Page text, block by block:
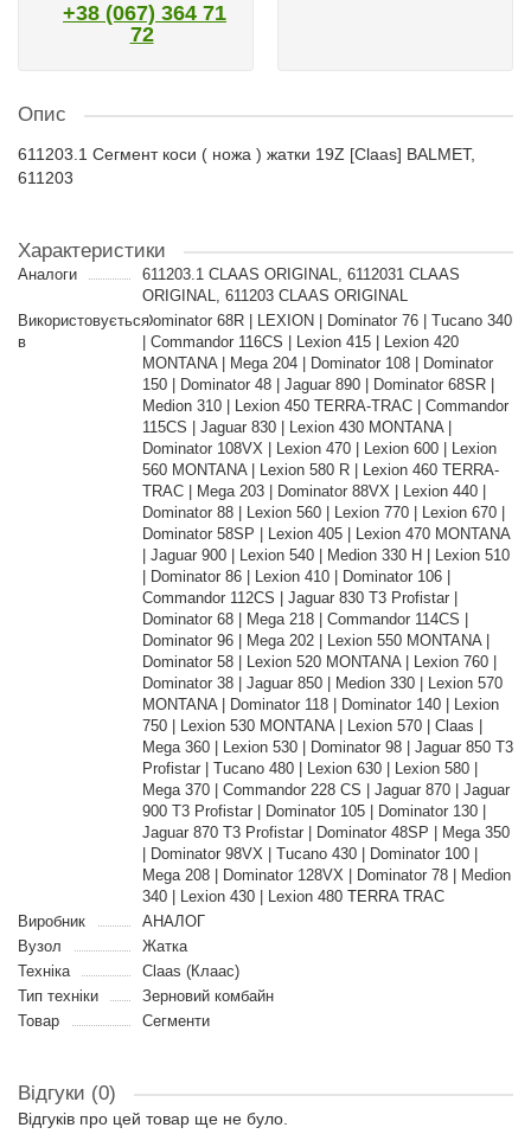
+38 (067) 364 71
72
Опис
611203.1 Сегмент коси ( ножа ) жатки 19Z [Claas] BALMET,
611203
Характеристики
Аналоги
611203.1 CLAAS ORIGINAL, 6112031 CLAAS
ORIGINAL, 611203 CLAAS ORIGINAL
Використовується
в
Dominator 68R | LEXION | Dominator 76 | Tucano 340
| Commandor 116CS | Lexion 415 | Lexion 420
MONTANA | Mega 204 | Dominator 108 | Dominator
150 | Dominator 48 | Jaguar 890 | Dominator 68SR |
Medion 310 | Lexion 450 TERRA-TRAC | Commandor
115CS | Jaguar 830 | Lexion 430 MONTANA |
Dominator 108VX | Lexion 470 | Lexion 600 | Lexion
560 MONTANA | Lexion 580 R | Lexion 460 TERRA-
TRAC | Mega 203 | Dominator 88VX | Lexion 440 |
Dominator 88 | Lexion 560 | Lexion 770 | Lexion 670 |
Dominator 58SP | Lexion 405 | Lexion 470 MONTANA
| Jaguar 900 | Lexion 540 | Medion 330 H | Lexion 510
| Dominator 86 | Lexion 410 | Dominator 106 |
Commandor 112CS | Jaguar 830 T3 Profistar |
Dominator 68 | Mega 218 | Commandor 114CS |
Dominator 96 | Mega 202 | Lexion 550 MONTANA |
Dominator 58 | Lexion 520 MONTANA | Lexion 760 |
Dominator 38 | Jaguar 850 | Medion 330 | Lexion 570
MONTANA | Dominator 118 | Dominator 140 | Lexion
750 | Lexion 530 MONTANA | Lexion 570 | Claas |
Mega 360 | Lexion 530 | Dominator 98 | Jaguar 850 T3
Profistar | Tucano 480 | Lexion 630 | Lexion 580 |
Mega 370 | Commandor 228 CS | Jaguar 870 | Jaguar
900 T3 Profistar | Dominator 105 | Dominator 130 |
Jaguar 870 T3 Profistar | Dominator 48SP | Mega 350
| Dominator 98VX | Tucano 430 | Dominator 100 |
Mega 208 | Dominator 128VX | Dominator 78 | Medion
340 | Lexion 430 | Lexion 480 TERRA TRAC
Виробник
АНАЛОГ
Вузол
Жатка
Техніка
Claas (Клаас)
Тип техніки
Зерновий комбайн
Товар
Сегменти
Відгуки (0)
Відгуків про цей товар ще не було.